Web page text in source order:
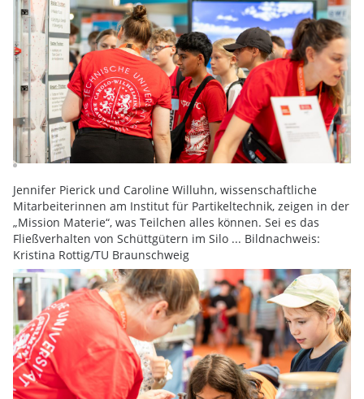
Jennifer Pierick und Caroline Willuhn, wissenschaftliche
Mitarbeiterinnen am Institut für Partikeltechnik, zeigen in der
„Mission Materie“, was Teilchen alles können. Sei es das
Fließverhalten von Schüttgütern im Silo ... Bildnachweis:
Kristina Rottig/TU Braunschweig